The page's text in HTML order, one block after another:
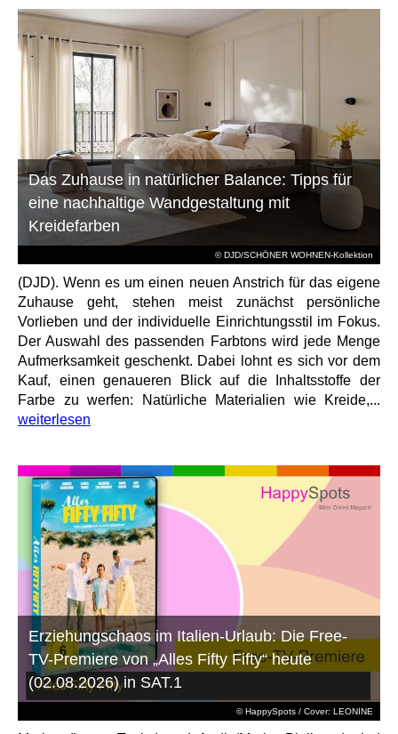
© DJD/SCHÖNER WOHNEN-Kollektion
Das Zuhause in natürlicher Balance: Tipps für
eine nachhaltige Wandgestaltung mit
Kreidefarben
(DJD). Wenn es um einen neuen Anstrich für das eigene
Zuhause geht, stehen meist zunächst persönliche
Vorlieben und der individuelle Einrichtungsstil im Fokus.
Der Auswahl des passenden Farbtons wird jede Menge
Aufmerksamkeit geschenkt. Dabei lohnt es sich vor dem
Kauf, einen genaueren Blick auf die Inhaltsstoffe der
Farbe zu werfen: Natürliche Materialien wie Kreide,...
weiterlesen
© HappySpots / Cover: LEONINE
Erziehungschaos im Italien-Urlaub: Die Free-
TV-Premiere von „Alles Fifty Fifty“ heute
(02.08.2026) in SAT.1